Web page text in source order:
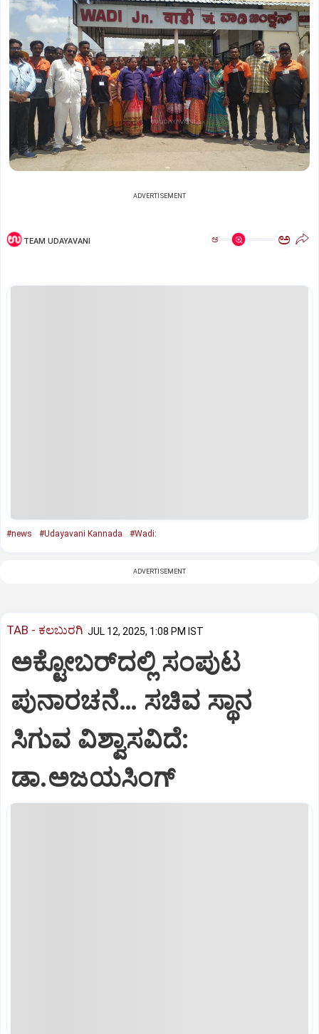
ADVERTISEMENT
TEAM UDAYAVANI ಅ ಅ
#news #Udayavani Kannada #Wadi:
ADVERTISEMENT
TAB - ಕಲಬುರಗಿ JUL 12, 2025, 1:08 PM IST
ಅಕ್ಟೋಬರ್‌ದಲ್ಲಿ ಸಂಪುಟ
ಪುನಾರಚನೆ… ಸಚಿವ ಸ್ಥಾನ
ಸಿಗುವ ವಿಶ್ವಾಸವಿದೆ:
ಡಾ.ಅಜಯಸಿಂಗ್